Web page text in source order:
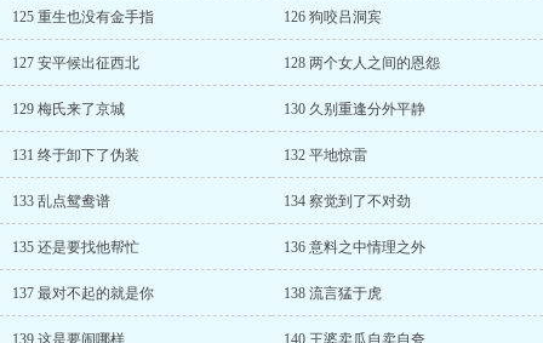
125 重生也没有金手指 126 狗咬吕洞宾
127 安平候出征西北 128 两个女人之间的恩怨
129 梅氏来了京城 130 久别重逢分外平静
131 终于卸下了伪装 132 平地惊雷
133 乱点鸳鸯谱 134 察觉到了不对劲
135 还是要找他帮忙 136 意料之中情理之外
137 最对不起的就是你 138 流言猛于虎
139 这是要闹哪样 140 王婆卖瓜自卖自夸